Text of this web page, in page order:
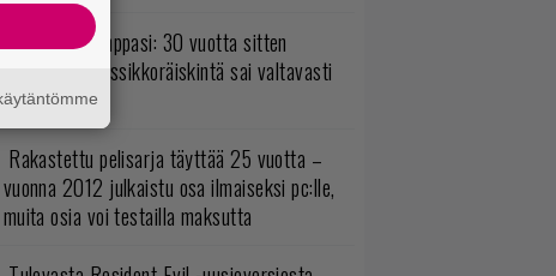
No johan pomppasi: 30 vuotta sitten
ilmestynyt klassikkoräiskintä sai valtavasti
lisää sisältöä
Rakastettu pelisarja täyttää 25 vuotta –
vuonna 2012 julkaistu osa ilmaiseksi pc:lle,
muita osia voi testailla maksutta